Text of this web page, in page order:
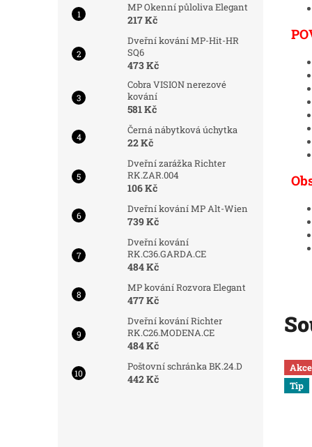
MP Okenní půloliva Elegant
217 Kč
Dveřní kování MP-Hit-HR
SQ6
473 Kč
Cobra VISION nerezové
kování
581 Kč
Černá nábytková úchytka
22 Kč
Dveřní zarážka Richter
RK.ZAR.004
106 Kč
Dveřní kování MP Alt-Wien
739 Kč
Dveřní kování
RK.C36.GARDA.CE
484 Kč
MP kování Rozvora Elegant
477 Kč
Dveřní kování Richter
RK.C26.MODENA.CE
484 Kč
Poštovní schránka BK.24.D
442 Kč
Kód:6923/MOS
Akce
Tip